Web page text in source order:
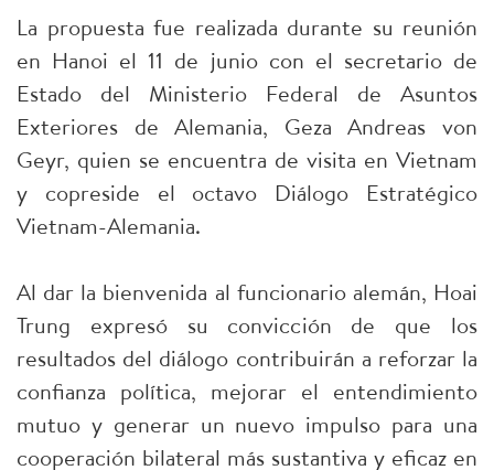
La propuesta fue realizada durante su reunión
en Hanoi el 11 de junio con el secretario de
Estado del Ministerio Federal de Asuntos
Exteriores de Alemania, Geza Andreas von
Geyr, quien se encuentra de visita en Vietnam
y copreside el octavo Diálogo Estratégico
Vietnam-Alemania.
Al dar la bienvenida al funcionario alemán, Hoai
Trung expresó su convicción de que los
resultados del diálogo contribuirán a reforzar la
confianza política, mejorar el entendimiento
mutuo y generar un nuevo impulso para una
cooperación bilateral más sustantiva y eficaz en